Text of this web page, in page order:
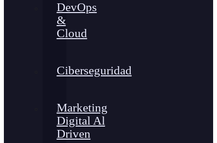
DevOps
&
Cloud
Ciberseguridad
Marketing
Digital Al
Driven